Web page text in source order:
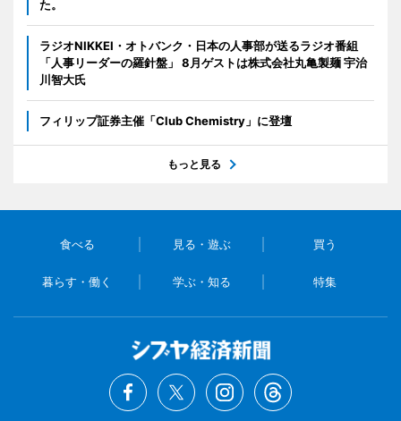
た。
ラジオNIKKEI・オトバンク・日本の人事部が送るラジオ番組
「人事リーダーの羅針盤」 8月ゲストは株式会社丸亀製麺 宇治
川智大氏
フィリップ証券主催「Club Chemistry」に登壇
もっと見る
食べる 見る・遊ぶ 買う
暮らす・働く 学ぶ・知る 特集